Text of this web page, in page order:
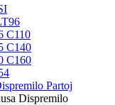
C110
C140
C160
Partoj
Dispremilo